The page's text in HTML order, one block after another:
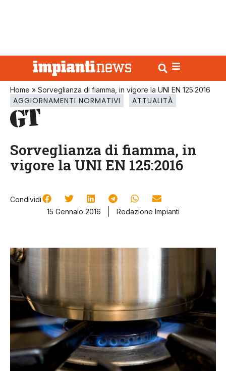
Home » Sorveglianza di fiamma, in vigore la UNI EN 125:2016
AGGIORNAMENTI NORMATIVI ATTUALITÀ
Sorveglianza di fiamma, in
vigore la UNI EN 125:2016
Condividi
15 Gennaio 2016
Redazione Impianti